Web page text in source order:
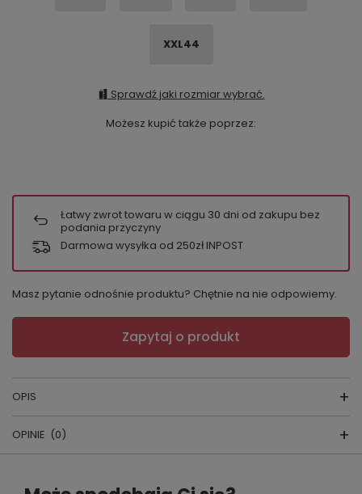
XXL44
Sprawdź jaki rozmiar wybrać.
Możesz kupić także poprzez:
Łatwy zwrot towaru w ciągu 30 dni od zakupu bez
podania przyczyny
Darmowa wysyłka od 250zł INPOST
Masz pytanie odnośnie produktu? Chętnie na nie odpowiemy.
Zapytaj o produkt
OPIS
PIŻAMA DAMSKA
OPINIE (0)
Napisz swoją opinię